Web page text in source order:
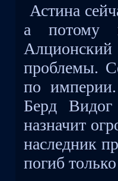
Астина
а потому
проблемы.
по
Берд
назначит
наследник
погиб